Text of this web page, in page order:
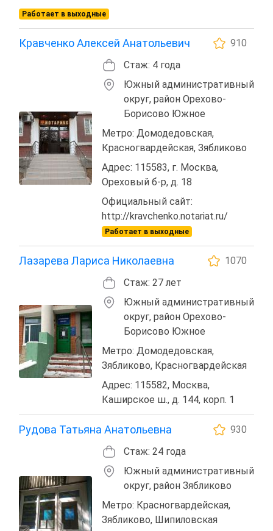
Работает в выходные
Кравченко Алексей Анатольевич
910
Стаж: 4 года
Южный административный
округ, район Орехово-
Борисово Южное
Метро: Домодедовская,
Красногвардейская, Зябликово
Адрес: 115583, г. Москва,
Ореховый б-р, д. 18
Официальный сайт:
http://kravchenko.notariat.ru/
Работает в выходные
Лазарева Лариса Николаевна
1070
Стаж: 27 лет
Южный административный
округ, район Орехово-
Борисово Южное
Метро: Домодедовская,
Зябликово, Красногвардейская
Адрес: 115582, Москва,
Каширское ш., д. 144, корп. 1
Рудова Татьяна Анатольевна
930
Стаж: 24 года
Южный административный
округ, район Зябликово
Метро: Красногвардейская,
Зябликово, Шипиловская